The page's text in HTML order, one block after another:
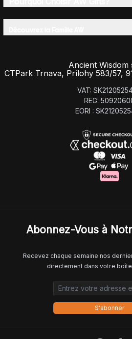
Ancient Wisdom
CTPark Trnava, Prílohy 583/57,
VAT:
REG:
EORI :
Abonnez-Vous à
Recevez chaque semaine nos
directement dans votre
Email address
S'abonner